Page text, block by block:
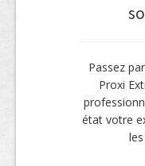
Passez
Proxi
état votre